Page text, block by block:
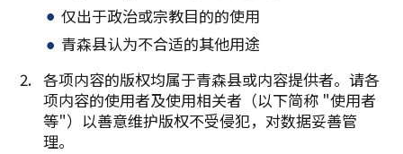
仅出于政治或宗教目的的使用
青森县认为不合适的其他用途
各项内容的版权均属于青森县或内容提供者。请各
项内容的使用者及使用相关者（以下简称 "使用者
等"）以善意维护版权不受侵犯，对数据妥善管
理。
复制链接